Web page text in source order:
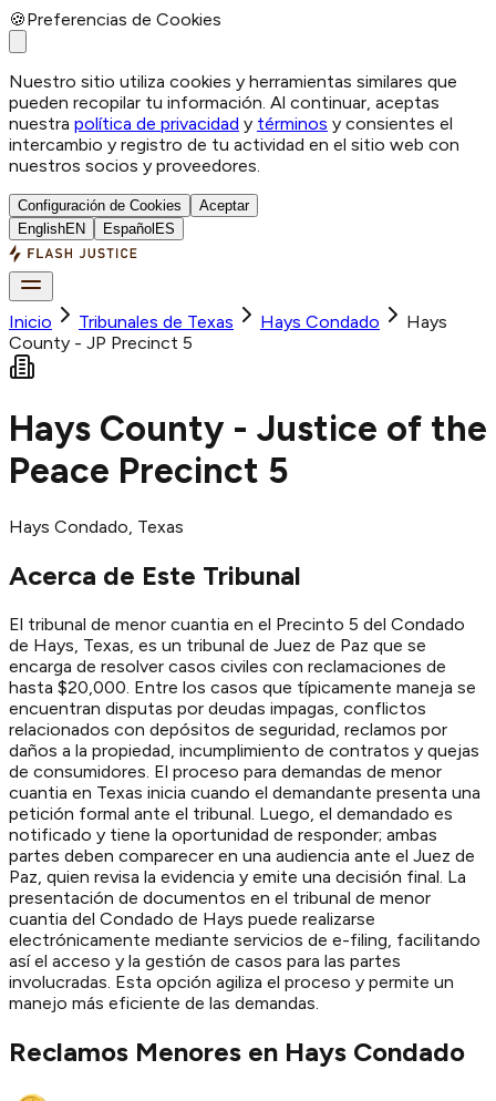
🍪Preferencias de Cookies
Nuestro sitio utiliza cookies y herramientas similares que
pueden recopilar tu información. Al continuar, aceptas
nuestra política de privacidad y términos y consientes el
intercambio y registro de tu actividad en el sitio web con
nuestros socios y proveedores.
Configuración de Cookies
Aceptar
EnglishEN Español ES
Inicio Tribunales de Texas Hays Condado
Hays
County - JP Precinct 5
Hays County - Justice of the
Peace Precinct 5
Hays Condado, Texas
Acerca de Este Tribunal
El tribunal de menor cuantia en el Precinto 5 del Condado
de Hays, Texas, es un tribunal de Juez de Paz que se
encarga de resolver casos civiles con reclamaciones de
hasta $20,000. Entre los casos que típicamente maneja se
encuentran disputas por deudas impagas, conflictos
relacionados con depósitos de seguridad, reclamos por
daños a la propiedad, incumplimiento de contratos y quejas
de consumidores. El proceso para demandas de menor
cuantia en Texas inicia cuando el demandante presenta una
petición formal ante el tribunal. Luego, el demandado es
notificado y tiene la oportunidad de responder; ambas
partes deben comparecer en una audiencia ante el Juez de
Paz, quien revisa la evidencia y emite una decisión final. La
presentación de documentos en el tribunal de menor
cuantia del Condado de Hays puede realizarse
electrónicamente mediante servicios de e-filing, facilitando
así el acceso y la gestión de casos para las partes
involucradas. Esta opción agiliza el proceso y permite un
manejo más eficiente de las demandas.
Reclamos Menores en Hays Condado